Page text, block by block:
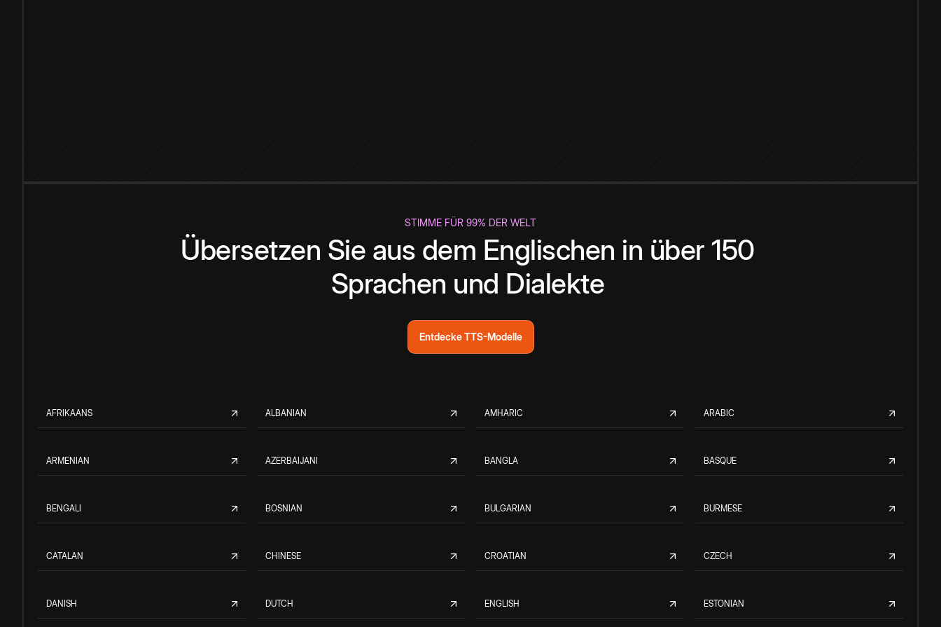
STIMME FÜR 99% DER WELT
Übersetzen Sie aus dem Englischen in über 150
Sprachen und Dialekte
Entdecke TTS-Modelle
AFRIKAANS ALBANIAN AMHARIC ARABIC
ARMENIAN AZERBAIJANI BANGLA BASQUE
BENGALI BOSNIAN BULGARIAN BURMESE
CATALAN CHINESE CROATIAN CZECH
DANISH DUTCH ENGLISH ESTONIAN